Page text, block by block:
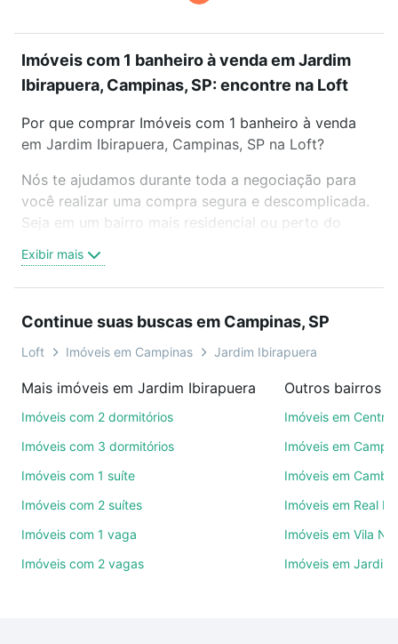
Imóveis com 1 banheiro à venda em Jardim
Ibirapuera, Campinas, SP: encontre na Loft
Por que comprar Imóveis com 1 banheiro à venda
em Jardim Ibirapuera, Campinas, SP na Loft?
Nós te ajudamos durante toda a negociação para
você realizar uma compra segura e descomplicada.
Seja em um bairro mais residencial ou perto do
oferta ideal de Imóveis com 1 banheiro à venda em
Jardim Ibirapuera, Campinas, SP para conquistar
videochamada, é grátis, sem compromisso e você
ainda conta com mais de 46 mil corretores e
de imóveis.
ruas, bairros e até condomínios favoritos. Você
também pode usar os filtros como quantidade de
quartos, suítes, com ou sem vaga de garagem para
comodidades, como piscina, academia, salão de
Exibir mais
Continue suas buscas em Campinas, SP
Loft Imóveis em Campinas Jardim Ibirapuera
Mais imóveis em Jardim Ibirapuera
Imóveis com 2 dormitórios
Imóveis com 3 dormitórios
Imóveis com 1 suíte
Imóveis com 2 suítes
Imóveis com 1 vaga
Imóveis com 2 vagas
Outros bairros
Imóveis em Centro
Imóveis em
Imóveis em Cambuí
Imóveis em Real
Imóveis em Vila
Imóveis em Jardim